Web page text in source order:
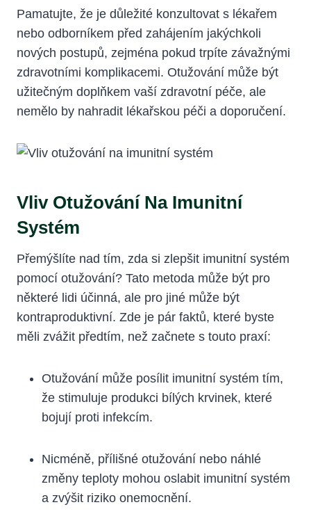
Pamatujte, že je důležité konzultovat s lékařem
nebo odborníkem před zahájením jakýchkoli
nových postupů, zejména pokud trpíte závažnými
zdravotními komplikacemi. Otužování může být
užitečným doplňkem vaší zdravotní péče, ale
nemělo by nahradit lékařskou péči a doporučení.
Vliv Otužování Na Imunitní
Systém
Přemýšlíte nad tím, zda si zlepšit imunitní systém
pomocí otužování? Tato metoda může být pro
některé lidi účinná, ale pro jiné může být
kontraproduktivní. Zde je pár faktů, které byste
měli zvážit předtím, než začnete s touto praxí:
Otužování může posílit imunitní systém tím,
že stimuluje produkci bílých krvinek, které
bojují proti infekcím.
Nicméně, přílišné otužování nebo náhlé
změny teploty mohou oslabit imunitní systém
a zvýšit riziko onemocnění.